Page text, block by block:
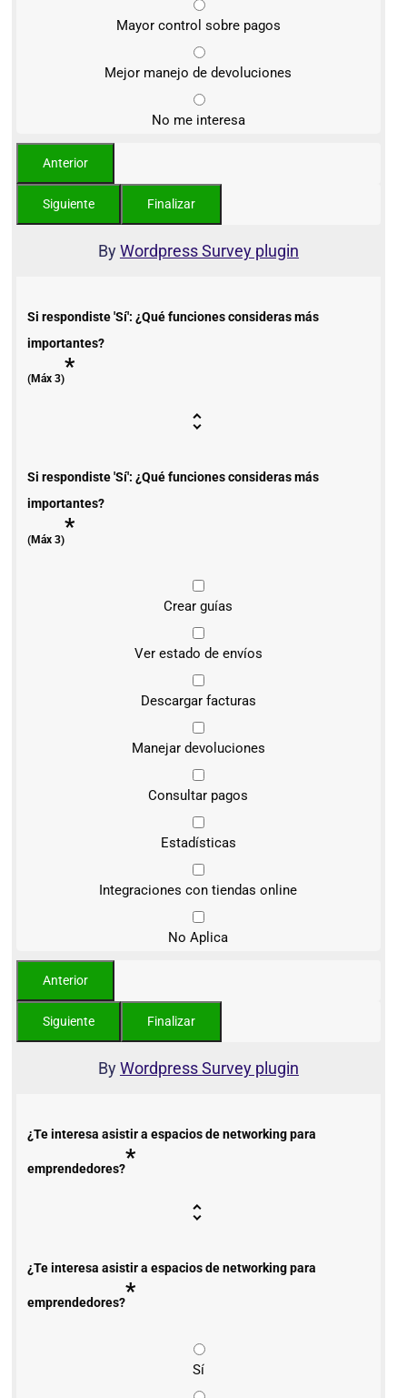
Mayor control sobre pagos
Mejor manejo de devoluciones
No me interesa
ByWordpress Survey plugin
Si respondiste 'Sí': ¿Qué funciones consideras más
importantes?
(Máx 3)*
Si respondiste 'Sí': ¿Qué funciones consideras más
importantes?
(Máx 3)*
Crear guías
Ver estado de envíos
Descargar facturas
Manejar devoluciones
Consultar pagos
Estadísticas
Integraciones con tiendas online
No Aplica
ByWordpress Survey plugin
¿Te interesa asistir a espacios de networking para
emprendedores?*
¿Te interesa asistir a espacios de networking para
emprendedores?*
Sí